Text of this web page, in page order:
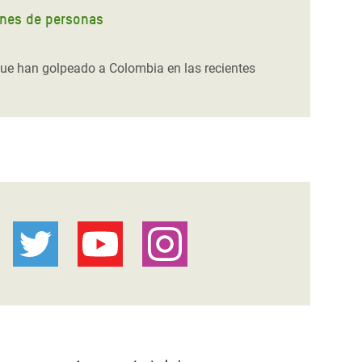
de personas
han golpeado a Colombia en las recientes